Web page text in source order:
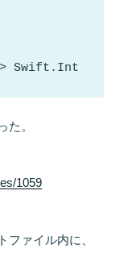
Swift.Int
た。
1059
ファイル内に、